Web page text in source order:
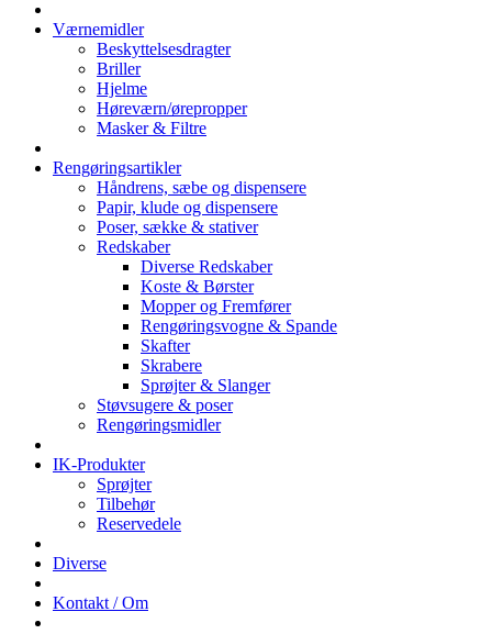
Værnemidler
Beskyttelsesdragter
Briller
Hjelme
Høreværn/ørepropper
Masker & Filtre
Rengøringsartikler
Håndrens, sæbe og dispensere
Papir, klude og dispensere
Poser, sække & stativer
Redskaber
Diverse Redskaber
Koste & Børster
Mopper og Fremfører
Rengøringsvogne & Spande
Skafter
Skrabere
Sprøjter & Slanger
Støvsugere & poser
Rengøringsmidler
IK-Produkter
Sprøjter
Tilbehør
Reservedele
Diverse
Kontakt / Om